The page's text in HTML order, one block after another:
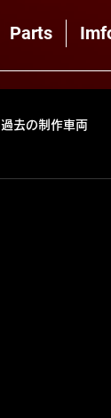
Parts
過去の制作車両